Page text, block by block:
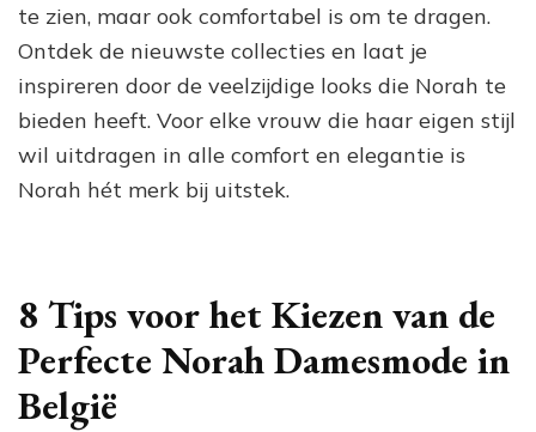
te zien, maar ook comfortabel is om te dragen.
Ontdek de nieuwste collecties en laat je
inspireren door de veelzijdige looks die Norah te
bieden heeft. Voor elke vrouw die haar eigen stijl
wil uitdragen in alle comfort en elegantie is
Norah hét merk bij uitstek.
8 Tips voor het Kiezen van de
Perfecte Norah Damesmode in
België